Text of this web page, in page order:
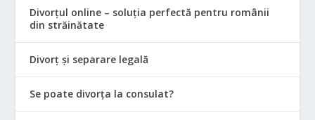
Divorțul online – soluția perfectă pentru românii
din străinătate
Divorț și separare legală
Se poate divorța la consulat?